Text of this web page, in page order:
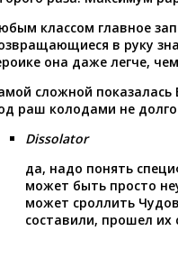
классом главное
в руку
она даже легче,
сложной
раш колодами не долго
Dissolator
да, надо понять
может быть просто
может сроллить
составили, прошел